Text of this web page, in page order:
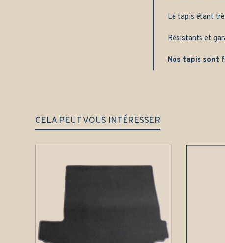
Le tapis étant
Résistants et
Nos tapis sont
CELA PEUT VOUS INTÉRESSER